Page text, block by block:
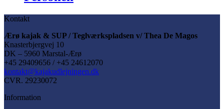
Kontakt
Ærø kajak & SUP / Teglværkspladsen v/ Thea De Magos
Knasterbjergvej 10
DK – 5960 Marstal-Ærø
+45 29409656 / +45 24612070
kontakt@kajakudlejningen.dk
CVR. 29230072
Information